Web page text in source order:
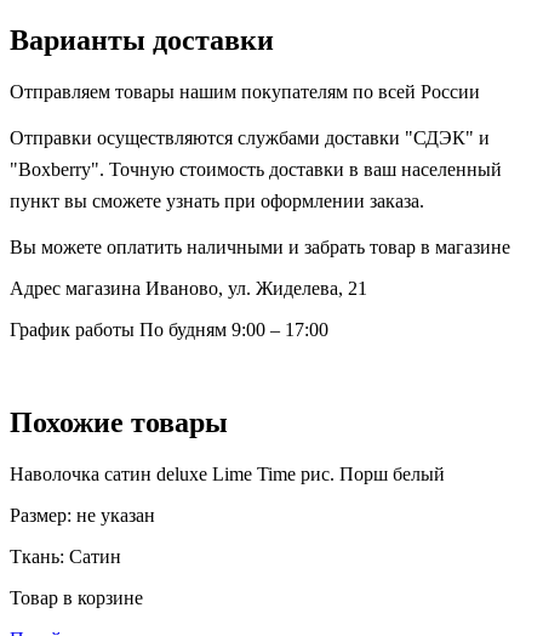
Варианты доставки
Отправляем товары нашим покупателям по всей России
Отправки осуществляются службами доставки "СДЭК" и
"Boxberry". Точную стоимость доставки в ваш населенный
пункт вы сможете узнать при оформлении заказа.
Вы можете оплатить наличными и забрать товар в магазине
Адрес магазина Иваново, ул. Жиделева, 21
График работы По будням 9:00 – 17:00
Похожие товары
Наволочка сатин deluxe Lime Time рис. Порш белый
Размер: не указан
Ткань: Сатин
Товар в корзине